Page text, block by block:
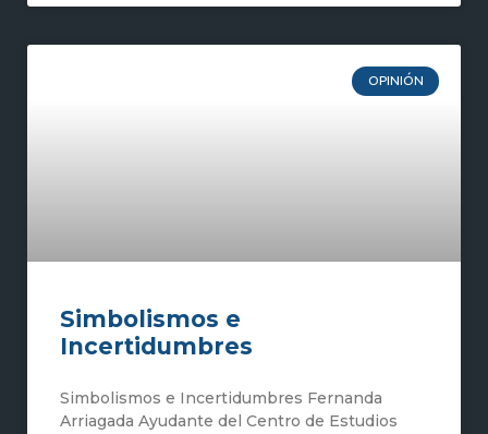
OPINIÓN
Simbolismos e
Incertidumbres
Simbolismos e Incertidumbres Fernanda
Arriagada Ayudante del Centro de Estudios